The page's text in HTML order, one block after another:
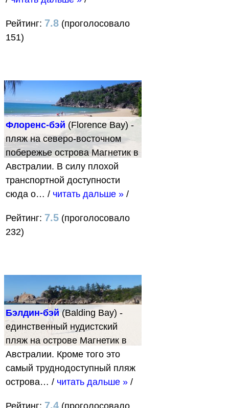
Рейтинг: 7.8 (проголосовало
151)
Флоренс-бэй (Florence Bay) -
пляж на северо-восточном
побережье острова Магнетик в
Австралии. В силу плохой
транспортной доступности
сюда о… / читать дальше » /
Рейтинг: 7.5 (проголосовало
232)
Бэлдин-бэй(Balding Bay) -
единственный нудистский
пляж на острове Магнетик в
Австралии. Кроме того это
самый труднодоступный пляж
острова… / читать дальше » /
Рейтинг: 7.4 (проголосовало